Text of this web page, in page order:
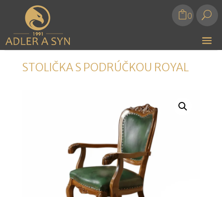
0 U
STOLIČKA S PODRÚČKOU ROYAL